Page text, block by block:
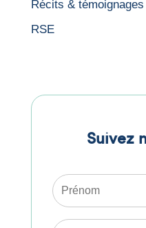
Récits & témoignages
RSE
Suivez